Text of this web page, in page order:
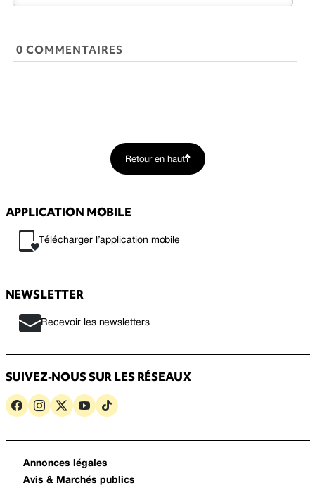
0 COMMENTAIRES
Retour en haut
APPLICATION MOBILE
Télécharger l’application mobile
NEWSLETTER
Recevoir les newsletters
SUIVEZ-NOUS SUR LES RÉSEAUX
Annonces légales
Avis & Marchés publics